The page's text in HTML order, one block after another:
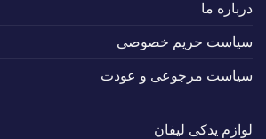
درباره ما
سیاست حریم خصوصی
سیاست مرجوعی و عودت
لوازم یدکی لیفان